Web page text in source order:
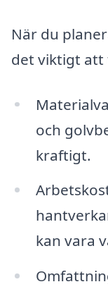
När du
det viktigt att
och
kraftigt.
kan vara